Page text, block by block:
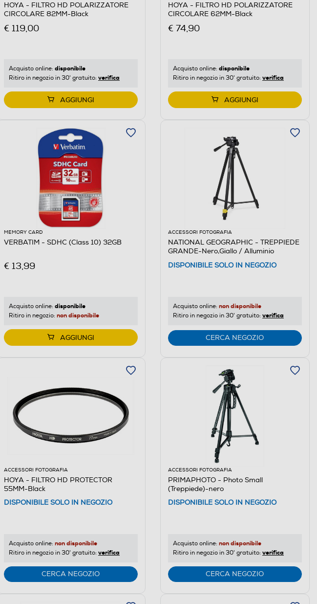
HOYA - FILTRO HD POLARIZZATORE
CIRCOLARE 82MM-Black
€ 119,00
Acquisto online: disponibile
Ritiro in negozio in 30' gratuito: verifica
AGGIUNGI
HOYA - FILTRO HD POLARIZZATORE
CIRCOLARE 62MM-Black
€ 74,90
Acquisto online: disponibile
Ritiro in negozio in 30' gratuito: verifica
AGGIUNGI
MEMORY CARD
VERBATIM - SDHC (Class 10) 32GB
€ 13,99
Acquisto online: disponibile
Ritiro in negozio: non disponibile
AGGIUNGI
ACCESSORI FOTOGRAFIA
NATIONAL GEOGRAPHIC - TREPPIEDE
GRANDE-Nero,Giallo / Alluminio
DISPONIBILE SOLO IN NEGOZIO
Acquisto online: non disponibile
Ritiro in negozio in 30' gratuito: verifica
CERCA NEGOZIO
ACCESSORI FOTOGRAFIA
HOYA - FILTRO HD PROTECTOR
55MM-Black
DISPONIBILE SOLO IN NEGOZIO
Acquisto online: non disponibile
Ritiro in negozio in 30' gratuito: verifica
CERCA NEGOZIO
ACCESSORI FOTOGRAFIA
PRIMAPHOTO - Photo Small
(Treppiede)-nero
DISPONIBILE SOLO IN NEGOZIO
Acquisto online: non disponibile
Ritiro in negozio in 30' gratuito: verifica
CERCA NEGOZIO